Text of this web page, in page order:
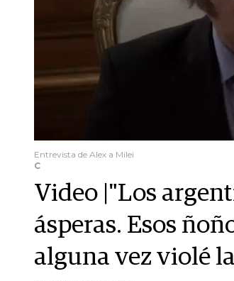
Entrevista de Alex a Milei
C
Video |"Los
ásperas. Esos
alguna vez violé